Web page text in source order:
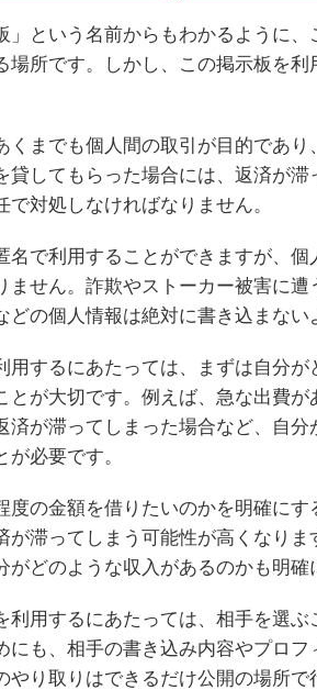
」という名前からもわかるように
場所です。しかし、この掲示板を
くまでも個人間の取引が目的であり
貸してもらった場合には、返済が滞
で対処しなければなりません。
名で利用することができますが、
ません。詐欺やストーカー被害に遭
の個人情報は絶対に書き込まない
用するにあたっては、まずは自分
とが大切です。例えば、急な出費
済が滞ってしまった場合など、自分
必要です。
度の金額を借りたいのかを明確にす
が滞ってしまう可能性が高くなりま
がどのような収入があるのかも明確
利用するにあたっては、相手を選
にも、相手の書き込み内容やプロ
やり取りはできるだけ公開の場所で